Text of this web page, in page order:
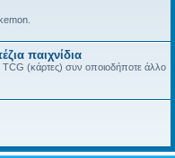
παιχνίδια
(κάρτες) συν οποιοδήποτε άλλο